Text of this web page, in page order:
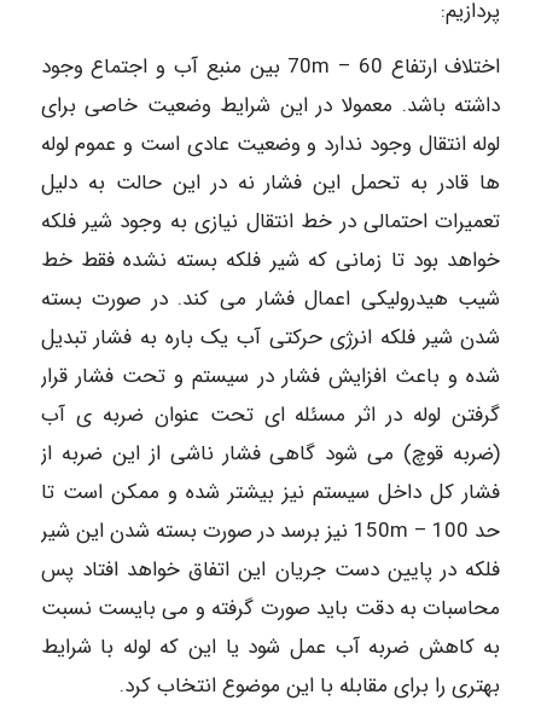
پردازیم:
اختلاف ارتفاع 60 – 70m بین منبع آب و اجتماع وجود
داشته باشد. معمولا در این شرایط وضعیت خاصی برای
لوله انتقال وجود ندارد و وضعیت عادی است و عموم لوله
ها قادر به تحمل این فشار نه در این حالت به دلیل
تعمیرات احتمالی در خط انتقال نیازی به وجود شیر فلکه
خواهد بود تا زمانی که شیر فلکه بسته نشده فقط خط
شیب هیدرولیکی اعمال فشار می کند. در صورت بسته
شدن شیر فلکه انرژی حرکتی آب یک باره به فشار تبدیل
شده و باعث افزایش فشار در سیستم و تحت فشار قرار
گرفتن لوله در اثر مسئله ای تحت عنوان ضربه ی آب
(ضربه قوچ) می شود گاهی فشار ناشی از این ضربه از
فشار كل داخل سیستم نیز بیشتر شده و ممکن است تا
حد 100 – 150m نیز برسد در صورت بسته شدن این شیر
فلکه در پایین دست جریان این اتفاق خواهد افتاد پس
محاسبات به دقت باید صورت گرفته و می بایست نسبت
به کاهش ضربه آب عمل شود یا این که لوله با شرایط
بهتری را برای مقابله با این موضوع انتخاب کرد.